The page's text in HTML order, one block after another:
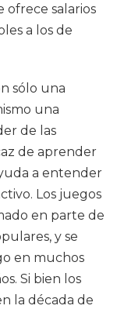
salarios
a los de
sólo una
una
de las
de aprender
a entender
Los juegos
en parte de
y se
en muchos
Si bien los
la década de